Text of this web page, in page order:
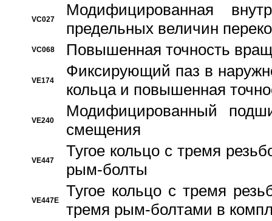
VC027
Модифицированная
предельных величин
VC068 Повышенная точность
VE174
Фиксирующий паз в
кольца и повышенная
VE240
Модифицированный
смещения
VE447
Тугое кольцо с тремя
рым-болты
VE447E
Тугое кольцо с тремя
тремя рым-болтами в